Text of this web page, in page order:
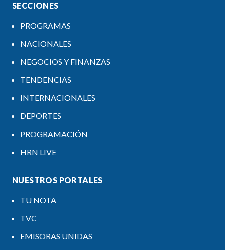
SECCIONES
PROGRAMAS
NACIONALES
NEGOCIOS Y FINANZAS
TENDENCIAS
INTERNACIONALES
DEPORTES
PROGRAMACIÓN
HRN LIVE
NUESTROS PORTALES
TU NOTA
TVC
EMISORAS UNIDAS